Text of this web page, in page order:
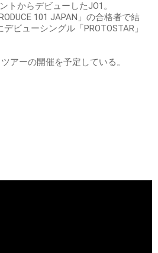
トからデビューしたJO1。
101 JAPAN」の合格者で結
ビューシングル「PROTOSTAR」
アーの開催を予定している。